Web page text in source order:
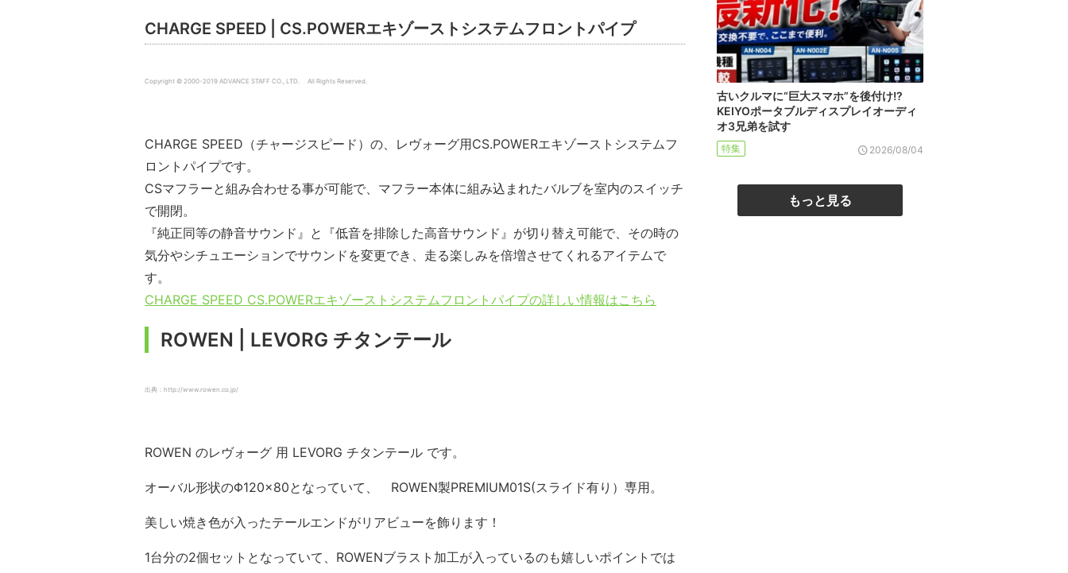
CHARGE SPEED | CS.POWERエキゾーストシステムフロントパイプ
Copyright © 2000-2019 ADVANCE STAFF CO., LTD. All Rights Reserved.
CHARGE SPEED（チャージスピード）の、レヴォーグ用CS.POWERエキゾーストシステムフ
ロントパイプです。
CSマフラーと組み合わせる事が可能で、マフラー本体に組み込まれたバルブを室内のスイッチ
で開閉。
『純正同等の静音サウンド』と『低音を排除した高音サウンド』が切り替え可能で、その時の
気分やシチュエーションでサウンドを変更でき、走る楽しみを倍増させてくれるアイテムで
す。
CHARGE SPEED CS.POWERエキゾーストシステムフロントパイプの詳しい情報はこちら
ROWEN | LEVORG チタンテール
出典：http://www.rowen.co.jp/
ROWEN のレヴォーグ 用 LEVORG チタンテール です。
オーバル形状のΦ120×80となっていて、 ROWEN製PREMIUM01S(スライド有り）専用。
美しい焼き色が入ったテールエンドがリアビューを飾ります！
1台分の2個セットとなっていて、ROWENブラスト加工が入っているのも嬉しいポイントでは
古いクルマに“巨大スマホ”を後付け!?
KEIYOポータブルディスプレイオーディ
オ3兄弟を試す
特集 2026/08/04
もっと見る